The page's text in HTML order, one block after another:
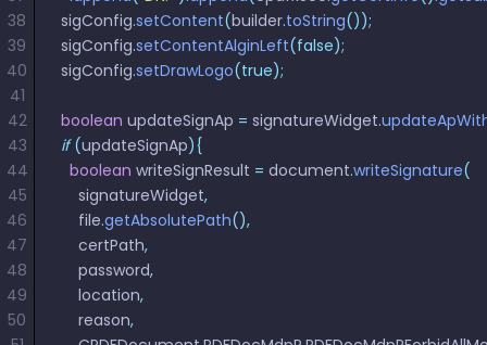
sigConfig.setContent(builder.toString());
sigConfig.setContentAlginLeft(false);
sigConfig.setDrawLogo(true);
boolean updateSignAp = signatureWidget.
if (updateSignAp){
  boolean
writeSignResult = document.writeSignature(
    signatureWidget
,
    file
.getAbsolutePath(),
    certPath
,
    password
,
    location
,
    reason
,
38
39
40
41
42
43
44
45
46
47
48
49
50